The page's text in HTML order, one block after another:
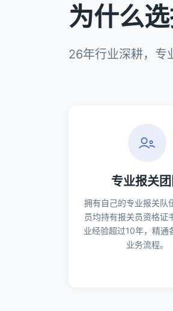
为什么
26年行业深耕，专
专业报关
拥有自己的专业报关队
员均持有报关员资格证
业经验超过10年，精通
业务流程。